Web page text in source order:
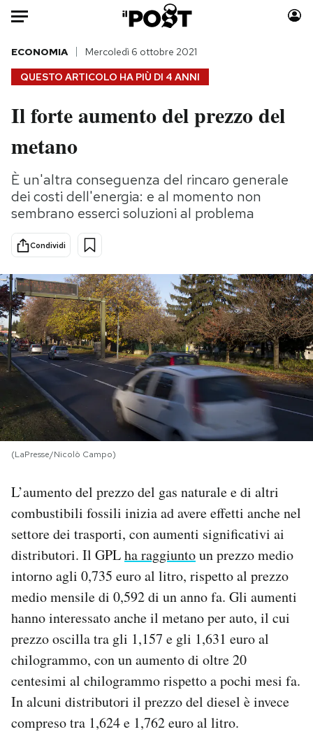
Auto
HOME
Italia
Politica
Tecnologia
Internet
Scienza
Cultura
Economia
Sport
Moda
Storie/Idee
Ok Boomer!
Media
Mondiali calcio 2026
PODCAST
NEWSLETTER
I MIEI PREFERITI
AREA PERSONALE
Area Personale
Newsletter
Notifiche mobile
Hai bisogno di aiuto?
QUESTO ARTICOLO HA PIÙ DI 4 ANNI
ECONOMIA Mercoledì 6 ottobre 2021
Il forte aumento del prezzo del
metano
È un'altra conseguenza del rincaro generale
dei costi dell'energia: e al momento non
sembrano esserci soluzioni al problema
Condividi
(LaPresse/Nicolò Campo)
L’aumento del prezzo del gas naturale e di altri
combustibili fossili inizia ad avere effetti anche nel
settore dei trasporti, con aumenti significativi ai
distributori. Il GPLha raggiuntoun prezzo medio
intorno agli 0,735 euro al litro, rispetto al prezzo
medio mensile di 0,592 di un anno fa. Gli aumenti
hanno interessato anche il metano per auto, il cui
prezzo oscilla tra gli 1,157 e gli 1,631 euro al
chilogrammo, con un aumento di oltre 20
centesimi al chilogrammo rispetto a pochi mesi fa.
In alcuni distributori il prezzo del diesel è invece
compreso tra 1,624 e 1,762 euro al litro.